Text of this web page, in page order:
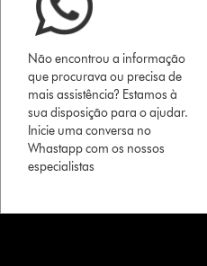
Não encontrou a informação
que procurava ou precisa de
mais assistência? Estamos à
sua disposição para o ajudar.
Inicie uma conversa no
Whastapp com os nossos
especialistas